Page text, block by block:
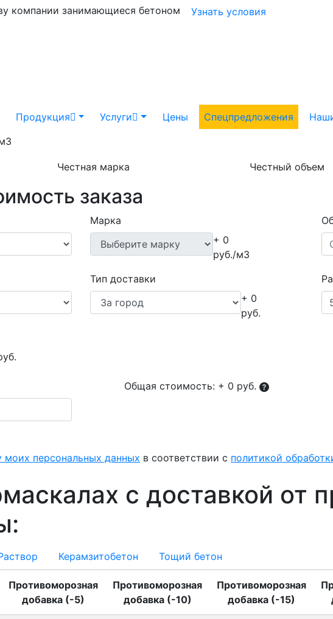
компании занимающиеся бетоном
Узнать условия
Продукция Услуги Цены Спецпредложения
Честная марка Честный объем
заказа
Марка
+ 0
руб./м3
Тип доставки
+ 0
руб.
Общая стоимость: + 0 руб.
моих персональных данных в соответствии с политикой
с доставкой от
Керамзитобетон Тощий бетон
Противоморозная
добавка (-5)
Противоморозная
добавка (-10)
Противоморозная
добавка (-15)